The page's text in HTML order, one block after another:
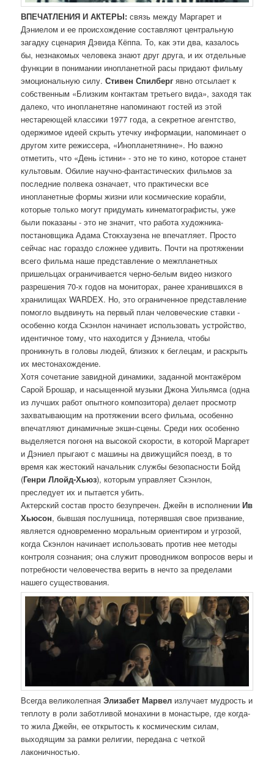
ВПЕЧАТЛЕНИЯ И АКТЕРЫ: связь между Маргарет и
Дэниелом и ее происхождение составляют центральную
загадку сценария Дэвида Кёппа. То, как эти два, казалось
бы, незнакомых человека знают друг друга, и их отдельные
функции в понимании инопланетной расы придают фильму
эмоциональную силу.Стивен Спилберг явно отсылает к
собственным «Близким контактам третьего вида», заходя так
далеко, что инопланетяне напоминают гостей из этой
нестареющей классики 1977 года, а секретное агентство,
одержимое идеей скрыть утечку информации, напоминает о
другом хите режиссера, «Инопланетянине». Но важно
отметить, что «День істини» - это не то кино, которое станет
культовым. Обилие научно-фантастических фильмов за
последние полвека означает, что практически все
инопланетные формы жизни или космические корабли,
которые только могут придумать кинематографисты, уже
были показаны - это не значит, что работа художника-
постановщика Адама Стокхаузена не впечатляет. Просто
сейчас нас гораздо сложнее удивить. Почти на протяжении
всего фильма наше представление о межпланетных
пришельцах ограничивается черно-белым видео низкого
разрешения 70-х годов на мониторах, ранее хранившихся в
хранилищах WARDEX. Но, это ограниченное представление
помогло выдвинуть на первый план человеческие ставки -
особенно когда Скэнлон начинает использовать устройство,
идентичное тому, что находится у Дэниела, чтобы
проникнуть в головы людей, близких к беглецам, и раскрыть
их местонахождение.
Хотя сочетание завидной динамики, заданной монтажёром
Сарой Брошар, и насыщенной музыки Джона Уильямса (одна
из лучших работ опытного композитора) делает просмотр
захватывающим на протяжении всего фильма, особенно
впечатляют динамичные экшн-сцены. Среди них особенно
выделяется погоня на высокой скорости, в которой Маргарет
и Дэниел прыгают с машины на движущийся поезд, в то
время как жестокий начальник службы безопасности Бойд
(Генри Ллойд-Хьюз), которым управляет Скэнлон,
преследует их и пытается убить.
Актерский состав просто безупречен. Джейн в исполненииИв
Хьюсон, бывшая послушница, потерявшая свое призвание,
является одновременно моральным ориентиром и угрозой,
когда Скэнлон начинает использовать против нее методы
контроля сознания; она служит проводником вопросов веры и
потребности человечества верить в нечто за пределами
нашего существования.
Всегда великолепнаяЭлизабет Марвел излучает мудрость и
теплоту в роли заботливой монахини в монастыре, где когда-
то жила Джейн, ее открытость к космическим силам,
выходящим за рамки религии, передана с четкой
лаконичностью.